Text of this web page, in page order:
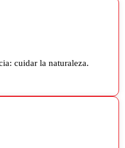
cuidar la naturaleza.